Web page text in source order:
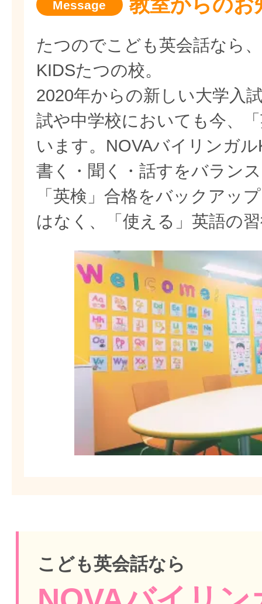
たつのでこども英会話なら
KIDSたつの校。
2020年からの新しい大学入
試や中学校においても今、
います。NOVAバイリンガ
書く・聞く・話すをバラン
「英検」合格をバックアッ
はなく、「使える」英語の
こども英会話なら